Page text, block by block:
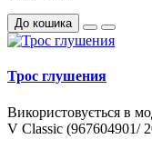
До кошика
Трос глушения
Використовується в
V Classic (967604901/